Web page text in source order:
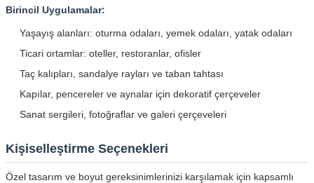
Birincil Uygulamalar:
Yaşayış alanları: oturma odaları, yemek odaları, yatak odaları
Ticari ortamlar: oteller, restoranlar, ofisler
Taç kalıpları, sandalye rayları ve taban tahtası
Kapılar, pencereler ve aynalar için dekoratif çerçeveler
Sanat sergileri, fotoğraflar ve galeri çerçeveleri
Kişiselleştirme Seçenekleri
Özel tasarım ve boyut gereksinimlerinizi karşılamak için kapsamlı